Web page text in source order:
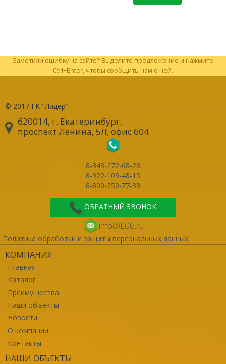
Заметили ошибку на сайте? Выделите предложение и нажмите
Ctrl+Enter, чтобы сообщить нам о ней.
© 2017 ГК "Лидер"
620014, г. Екатеринбург,
проспект Ленина, 5Л, офис 604
8-343-272-68-28
8-922-109-48-15
8-800-250-77-33
ОБРАТНЫЙ ЗВОНОК
info@L06.ru
Политика обработки и защиты персональных данных
КОМПАНИЯ
Главная
Каталог
Преимущества
Наши объекты
Новости
О компании
Контакты
НАШИ ОБЪЕКТЫ